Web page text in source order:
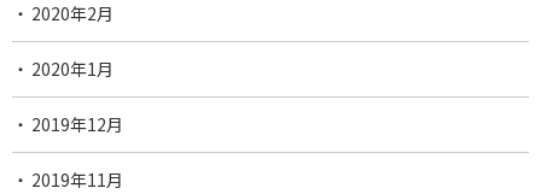
2020年2月
2020年1月
2019年12月
2019年11月